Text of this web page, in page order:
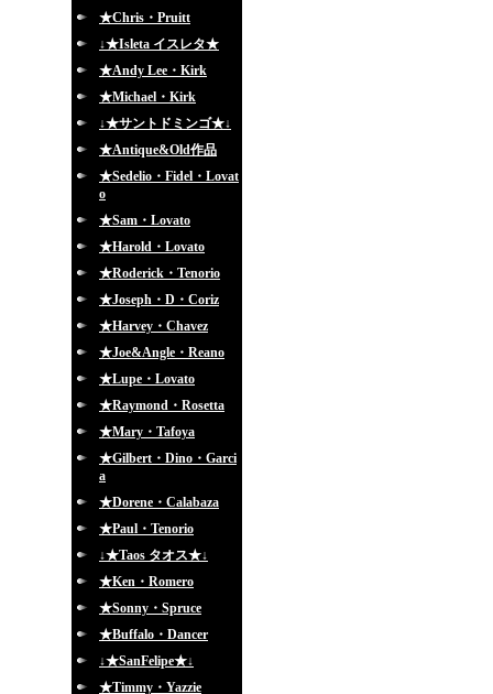
★Chris・Pruitt
↓★Isleta イスレタ★
★Andy Lee・Kirk
★Michael・Kirk
↓★サントドミンゴ★↓
★Antique&Old作品
★Sedelio・Fidel・Lovat
o
★Sam・Lovato
★Harold・Lovato
★Roderick・Tenorio
★Joseph・D・Coriz
★Harvey・Chavez
★Joe&Angle・Reano
★Lupe・Lovato
★Raymond・Rosetta
★Mary・Tafoya
★Gilbert・Dino・Garci
a
★Dorene・Calabaza
★Paul・Tenorio
↓★Taos タオス★↓
★Ken・Romero
★Sonny・Spruce
★Buffalo・Dancer
↓★SanFelipe★↓
★Timmy・Yazzie